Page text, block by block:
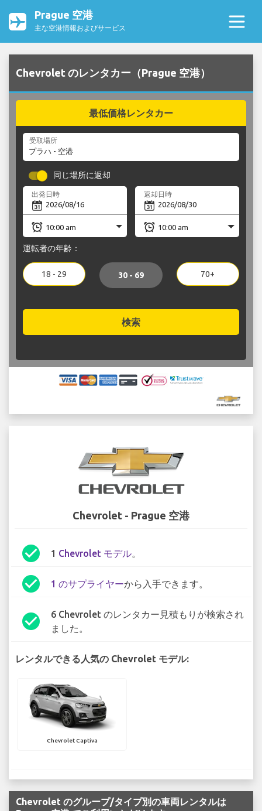
Prague 空港
主な空港情報およびサービス
Chevrolet のレンタカー（Prague 空港）
最低価格レンタカー
受取場所
同じ場所に返却
出発日時 返却日時
運転者の年齢：
18 - 29 30 - 69 70+
検索
Chevrolet - Prague 空港
check_circle 1 Chevrolet モデル。
check_circle 1 のサプライヤーから入手できます。
check_circle
6 Chevrolet のレンタカー見積もりが検索され
ました。
レンタルできる人気の Chevrolet モデル:
Chevrolet Captiva
Chevrolet のグループ/タイプ別の車両レンタルは